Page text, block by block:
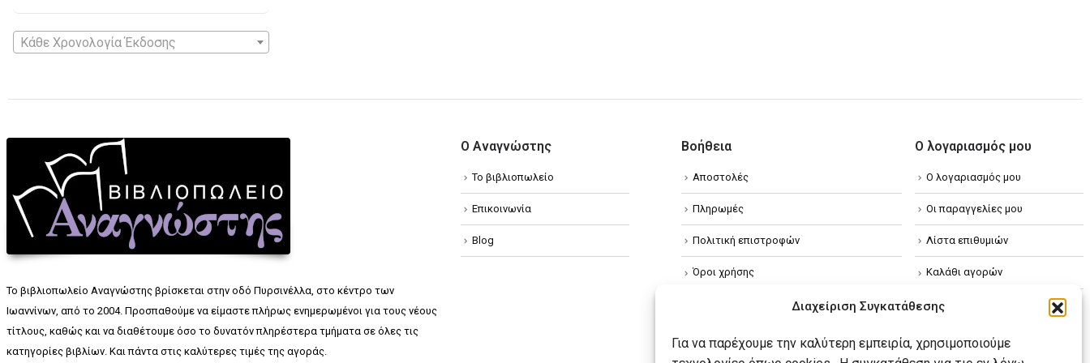
Διαχείριση Συγκατάθεσης
Για να παρέχουμε την καλύτερη εμπειρία, χρησιμοποιούμε
Κάθε Χρονολογία Έκδοσης
Το βιβλιοπωλείο Αναγνώστης βρίσκεται στην οδό Πυρσινέλλα, στο κέντρο των
Ιωαννίνων, από το 2004. Προσπαθούμε να είμαστε πλήρως ενημερωμένοι για τους νέους
τίτλους, καθώς και να διαθέτουμε όσο το δυνατόν πληρέστερα τμήματα σε όλες τις
κατηγορίες βιβλίων. Και πάντα στις καλύτερες τιμές της αγοράς.
Ο Αναγνώστης
Το βιβλιοπωλείο
Επικοινωνία
Blog
Βοήθεια
Αποστολές
Πληρωμές
Πολιτική επιστροφών
Όροι χρήσης
Πολιτική απορρήτου
Πολιτική Cookies
Ο λογαριασμός μου
Ο λογαριασμός μου
Οι παραγγελίες μου
Λίστα επιθυμιών
Καλάθι αγορών